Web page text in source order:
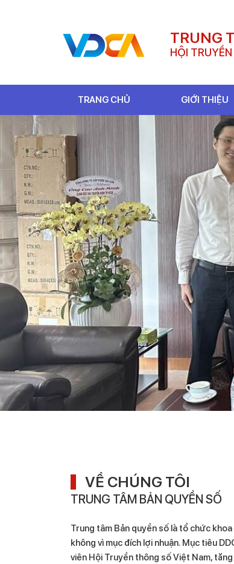
TRUNG
HỘI
TRANG CHỦ GIỚI THIỆU
VỀ CHÚNG TÔI
TRUNG TÂM BẢN QUYỀN SỐ
Trung tâm Bản quyền số là tổ chức
không vì mục đích lợi nhuận. Mục tiêu
viên Hội Truyền thông số Việt Nam,